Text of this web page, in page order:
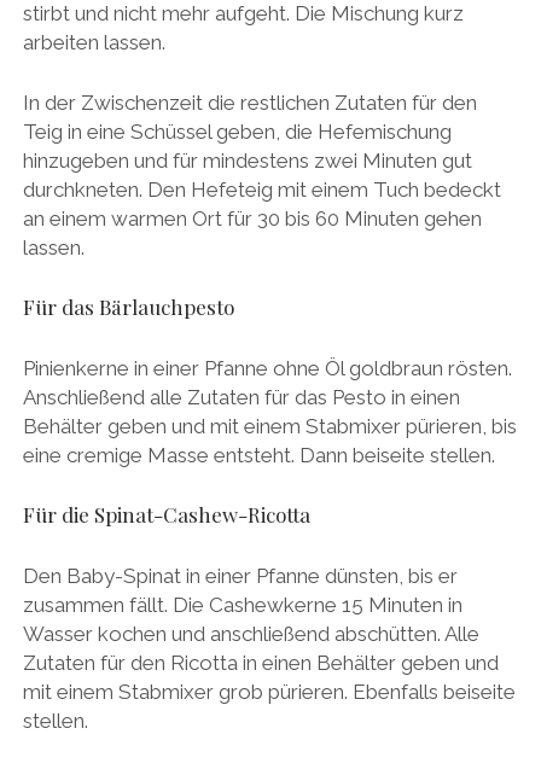
stirbt und nicht mehr aufgeht. Die Mischung kurz
arbeiten lassen.
In der Zwischenzeit die restlichen Zutaten für den
Teig in eine Schüssel geben, die Hefemischung
hinzugeben und für mindestens zwei Minuten gut
durchkneten. Den Hefeteig mit einem Tuch bedeckt
an einem warmen Ort für 30 bis 60 Minuten gehen
lassen.
Für das Bärlauchpesto
Pinienkerne in einer Pfanne ohne Öl goldbraun rösten.
Anschließend alle Zutaten für das Pesto in einen
Behälter geben und mit einem Stabmixer pürieren, bis
eine cremige Masse entsteht. Dann beiseite stellen.
Für die Spinat-Cashew-Ricotta
Den Baby-Spinat in einer Pfanne dünsten, bis er
zusammen fällt. Die Cashewkerne 15 Minuten in
Wasser kochen und anschließend abschütten. Alle
Zutaten für den Ricotta in einen Behälter geben und
mit einem Stabmixer grob pürieren. Ebenfalls beiseite
stellen.